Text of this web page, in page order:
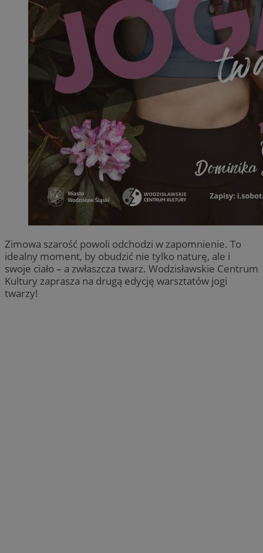
Zimowa szarość powoli odchodzi w zapomnienie. To
idealny moment, by obudzić nie tylko naturę, ale i
swoje ciało – a zwłaszcza twarz. Wodzisławskie Centrum
Kultury zaprasza na drugą edycję warsztatów jogi
twarzy!